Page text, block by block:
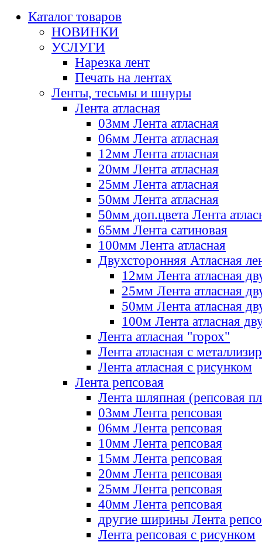
Каталог товаров
НОВИНКИ
УСЛУГИ
Нарезка лент
Печать на лентах
Ленты, тесьмы и шнуры
Лента атласная
03мм Лента атласная
06мм Лента атласная
12мм Лента атласная
20мм Лента атласная
25мм Лента атласная
50мм Лента атласная
50мм доп.цвета Лента
65мм Лента сатиновая
100мм Лента атласная
Двухсторонняя Атласная
12мм Лента атласная
25мм Лента атласная
50мм Лента атласная
100м Лента атласная
Лента атласная "горох"
Лента атласная с
Лента атласная с рисунком
Лента репсовая
Лента шляпная (репсовая
03мм Лента репсовая
06мм Лента репсовая
10мм Лента репсовая
15мм Лента репсовая
20мм Лента репсовая
25мм Лента репсовая
40мм Лента репсовая
другие ширины Лента
Лента репсовая с рисунком